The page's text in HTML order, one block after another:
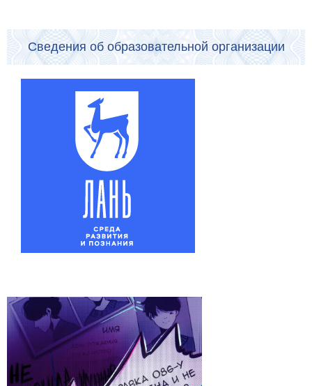
Сведения об образовательной организации